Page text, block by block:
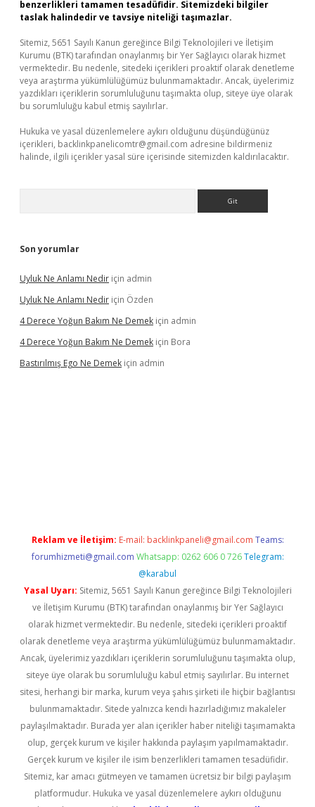
benzerlikleri tamamen tesadüfidir. Sitemizdeki bilgiler
taslak halindedir ve tavsiye niteliği taşımazlar.
Sitemiz, 5651 Sayılı Kanun gereğince Bilgi Teknolojileri ve İletişim
Kurumu (BTK) tarafından onaylanmış bir Yer Sağlayıcı olarak hizmet
vermektedir. Bu nedenle, sitedeki içerikleri proaktif olarak denetleme
veya araştırma yükümlülüğümüz bulunmamaktadır. Ancak, üyelerimiz
yazdıkları içeriklerin sorumluluğunu taşımakta olup, siteye üye olarak
bu sorumluluğu kabul etmiş sayılırlar.
Hukuka ve yasal düzenlemelere aykırı olduğunu düşündüğünüz
içerikleri, backlinkpanelicomtr@gmail.com adresine bildirmeniz
halinde, ilgili içerikler yasal süre içerisinde sitemizden kaldırılacaktır.
Son yorumlar
Uyluk Ne Anlamı Nedir için admin
Uyluk Ne Anlamı Nedir için Özden
4 Derece Yoğun Bakım Ne Demek için admin
4 Derece Yoğun Bakım Ne Demek için Bora
Bastırılmış Ego Ne Demek için admin
Reklam ve İletişim: E-mail: backlinkpaneli@gmail.com Teams:
forumhizmeti@gmail.com Whatsapp: 0262 606 0 726 Telegram:
@karabul
Yasal Uyarı: Sitemiz, 5651 Sayılı Kanun gereğince Bilgi Teknolojileri
ve İletişim Kurumu (BTK) tarafından onaylanmış bir Yer Sağlayıcı
olarak hizmet vermektedir. Bu nedenle, sitedeki içerikleri proaktif
olarak denetleme veya araştırma yükümlülüğümüz bulunmamaktadır.
Ancak, üyelerimiz yazdıkları içeriklerin sorumluluğunu taşımakta olup,
siteye üye olarak bu sorumluluğu kabul etmiş sayılırlar. Bu internet
sitesi, herhangi bir marka, kurum veya şahıs şirketi ile hiçbir bağlantısı
bulunmamaktadır. Sitede yalnızca kendi hazırladığımız makaleler
paylaşılmaktadır. Burada yer alan içerikler haber niteliği taşımamakta
olup, gerçek kurum ve kişiler hakkında paylaşım yapılmamaktadır.
Gerçek kurum ve kişiler ile isim benzerlikleri tamamen tesadüfidir.
Sitemiz, kar amacı gütmeyen ve tamamen ücretsiz bir bilgi paylaşım
platformudur. Hukuka ve yasal düzenlemelere aykırı olduğunu